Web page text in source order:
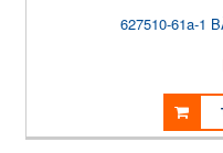
627510-61a-1